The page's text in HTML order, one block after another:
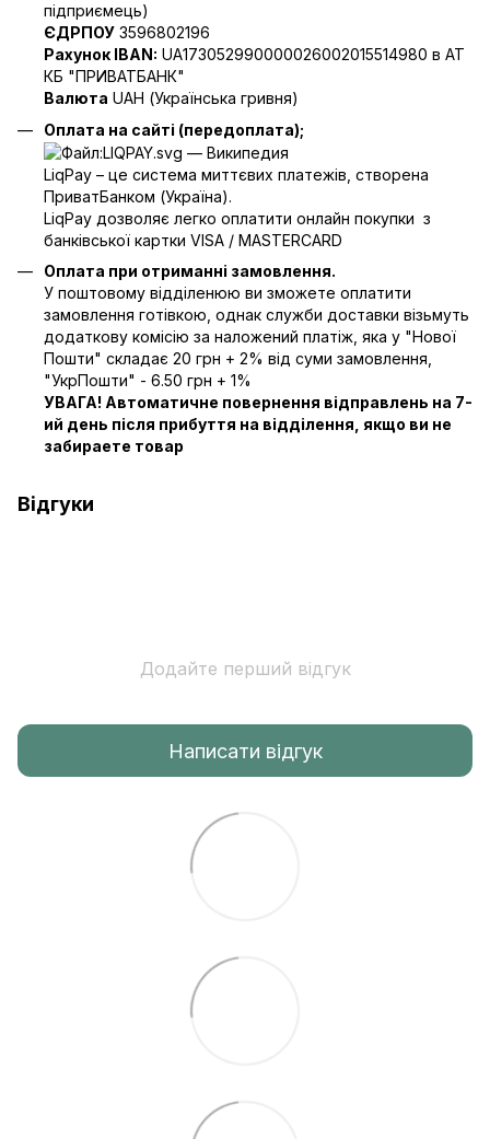
пiдприємець)
ЄДРПОУ 3596802196
Рахунок IBAN: UA173052990000026002015514980 в АТ
КБ "ПРИВАТБАНК"
Валюта UAH (Українська гривня)
Оплата на сайті (передоплата);
LiqPay – це система миттєвих платежів, створена
ПриватБанком (Україна).
LiqPay дозволяє легко оплатити онлайн покупки з
банківської картки VISA / MASTERCARD
Оплата при отриманні замовлення.
У поштовому відділенюю ви зможете оплатити
замовлення готівкою, однак служби доставки візьмуть
додаткову комісію за наложений платіж, яка у "Нової
Пошти" складає 20 грн + 2% від суми замовлення,
"УкрПошти" - 6.50 грн + 1%
УВАГА! Автоматичне повернення відправлень на 7-
ий день після прибуття на відділення, якщо ви не
забираете товар
Відгуки
Додайте перший відгук
Написати відгук